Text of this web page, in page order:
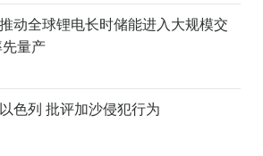
动全球锂电长时储能进入大规模交
量产
色列 批评加沙侵犯行为